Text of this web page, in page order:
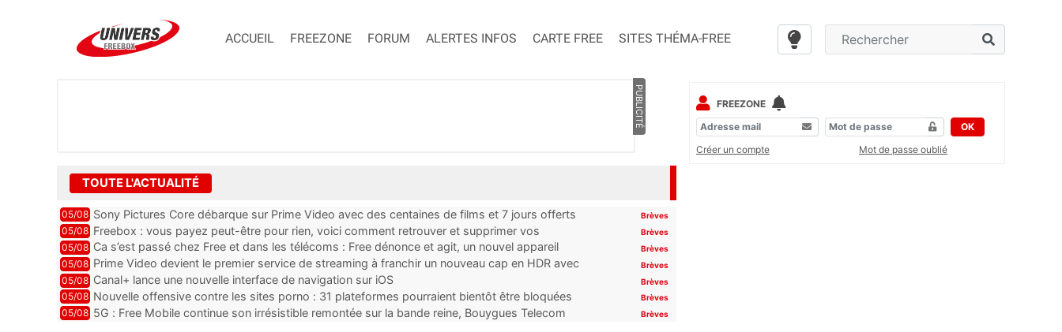
ACCUEIL FREEZONE FORUM ALERTES INFOS CARTE FREE SITES THÉMA-FREE
PUBLICITÉ
TOUTE L'ACTUALITÉ
05/08 Sony Pictures Core débarque sur Prime Video avec des centaines de films et 7 jours offerts Brèves
05/08 Freebox : vous payez peut-être pour rien, voici comment retrouver et supprimer vos
abonnements TV oubliés
Brèves
05/08 Ca s’est passé chez Free et dans les télécoms : Free dénonce et agit, un nouvel appareil
pointe le bout de...
Brèves
05/08 Prime Video devient le premier service de streaming à franchir un nouveau cap en HDR avec
ce lancement
Brèves
05/08 Canal+ lance une nouvelle interface de navigation sur iOS Brèves
05/08 Nouvelle offensive contre les sites porno : 31 plateformes pourraient bientôt être bloquées
par Orange, Free, SF...
Brèves
05/08 5G : Free Mobile continue son irrésistible remontée sur la bande reine, Bouygues Telecom
Brèves
FREEZONE
OK
Créer un compte
Mot de passe oublié